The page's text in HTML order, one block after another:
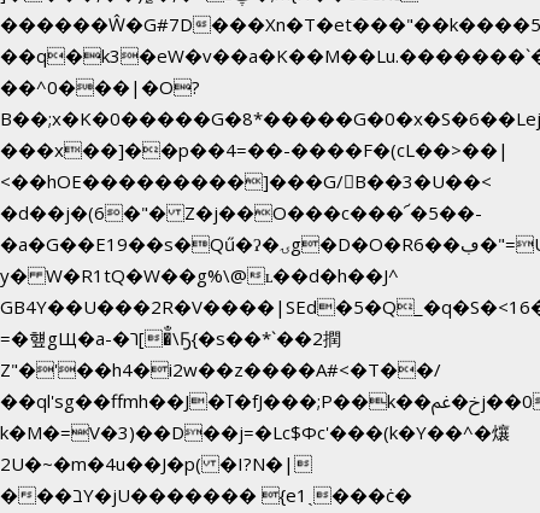
������Ŵ�G#7D
��^0���|�O?
���x��]��p��4=��-����F�(cL��>��|
<��hOE���������]���G/B��3�U��<
�d��j�(6�"� Z�j��O���c���՜�5��-
�a�G��E19��s�Qű�ʔ�ۍg�D�O�Rڢ��6�"=Uh����
y� W�R1tQ�W��g%\@ʟ��d�h��J^
=�헆gЩ�a-�ר[�̐\Ҕ{�s��*`��2撋
Z"�'��h4�i2w��z����A#<�T��/
��ql'sg��ffmh��J�ߠ�fJ���;P��k��خ�ﰬj��0��E8��6G���գN9?
k�M�=V�3)��D��j=�Lc$Φc'���(k�Y��^�爙
2U�~�m�4u��J�p( �I?N�|
���בY�jU������� {e1ˏ���ċ�